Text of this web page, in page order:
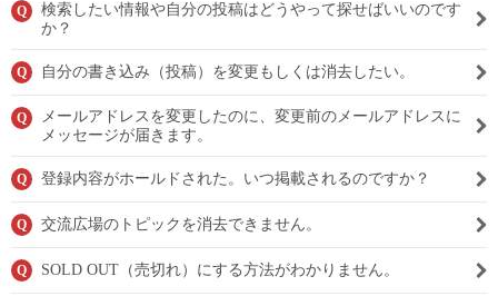
Q
検索したい情報や自分の投稿はどうやって探せばいいのです
か？
Q 自分の書き込み（投稿）を変更もしくは消去したい。
Q
メールアドレスを変更したのに、変更前のメールアドレスに
メッセージが届きます。
Q 登録内容がホールドされた。いつ掲載されるのですか？
Q 交流広場のトピックを消去できません。
Q SOLD OUT（売切れ）にする方法がわかりません。